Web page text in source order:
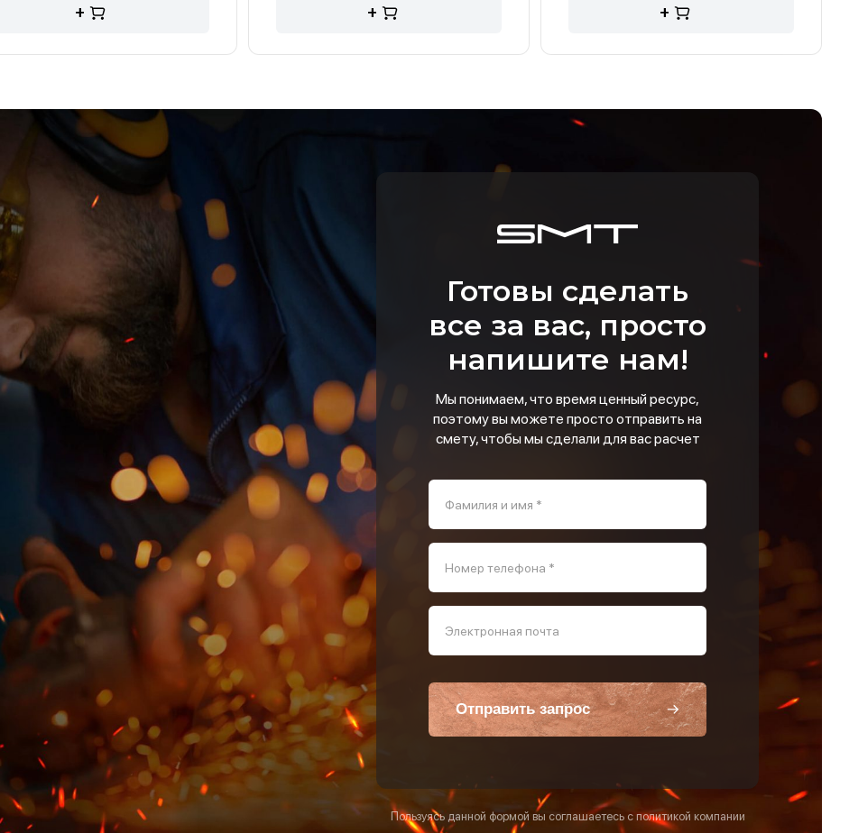
+ + +
Готовы сделать
все за вас, просто
напишите нам!
Мы понимаем, что время ценный ресурс,
поэтому вы можете просто отправить на
смету, чтобы мы сделали для вас расчет
Фамилия и имя *
Номер телефона *
Электронная почта
Отправить запрос
Пользуясь данной формой вы соглашаетесь с политикой компании